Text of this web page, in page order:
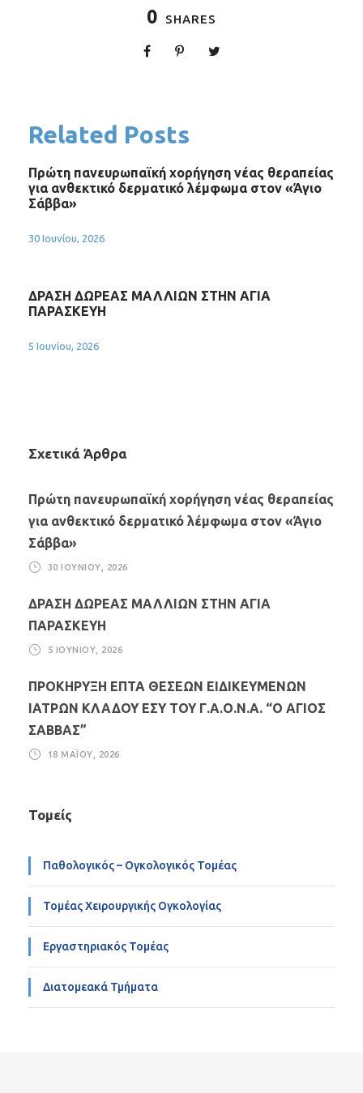
0 SHARES
Related Posts
Πρώτη πανευρωπαϊκή χορήγηση νέας θεραπείας
για ανθεκτικό δερματικό λέμφωμα στον «Άγιο
Σάββα»
30 Ιουνίου, 2026
ΔΡΑΣΗ ΔΩΡΕΑΣ ΜΑΛΛΙΩΝ ΣΤΗΝ ΑΓΙΑ
ΠΑΡΑΣΚΕΥΗ
5 Ιουνίου, 2026
Σχετικά Άρθρα
Πρώτη πανευρωπαϊκή χορήγηση νέας θεραπείας
για ανθεκτικό δερματικό λέμφωμα στον «Άγιο
Σάββα»
30 ΙΟΥΝΊΟΥ, 2026
ΔΡΑΣΗ ΔΩΡΕΑΣ ΜΑΛΛΙΩΝ ΣΤΗΝ ΑΓΙΑ
ΠΑΡΑΣΚΕΥΗ
5 ΙΟΥΝΊΟΥ, 2026
ΠΡΟΚΗΡΥΞΗ ΕΠΤΑ ΘΕΣΕΩΝ ΕΙΔΙΚΕΥΜΕΝΩΝ
ΙΑΤΡΩΝ ΚΛΑΔΟΥ ΕΣΥ ΤΟΥ Γ.Α.Ο.Ν.Α. “Ο ΑΓΙΟΣ
ΣΑΒΒΑΣ”
18 ΜΑΪ́ΟΥ, 2026
Τομείς
Παθολογικός – Ογκολογικός Τομέας
Τομέας Χειρουργικής Ογκολογίας
Εργαστηριακός Τομέας
Διατομεακά Τμήματα